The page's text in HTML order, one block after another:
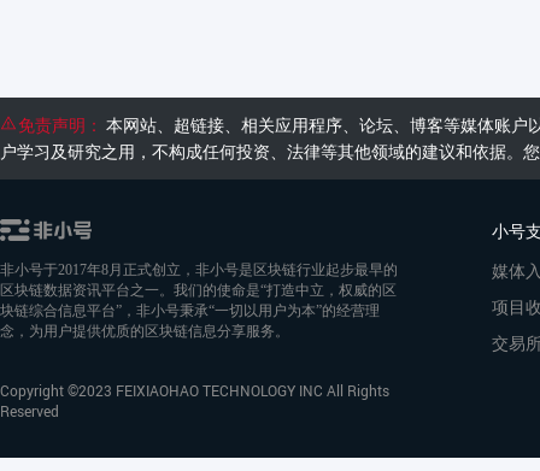
免责声明： 本网站、超链接、相关应用程序、论坛、博客等媒体账
户学习及研究之用，不构成任何投资、法律等其他领域的建议和依据
非小号于2017年8月正式创立，非小号是区块链行业起步最早的
区块链数据资讯平台之一。我们的使命是“打造中立，权威的区
块链综合信息平台”，非小号秉承“一切以用户为本”的经营理
念，为用户提供优质的区块链信息分享服务。
Copyright ©2023 FEIXIAOHAO TECHNOLOGY INC All Rights
Reserved
小号
媒体
项目
交易